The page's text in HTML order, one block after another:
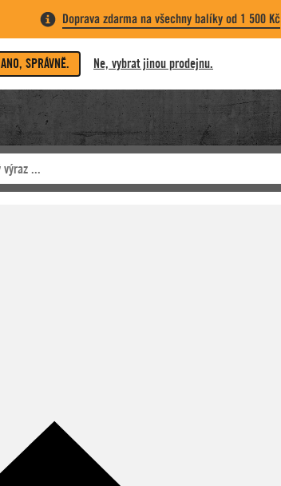
Doprava zdarma na všechny balíky od 1 500 Kč
ANO, SPRÁVNĚ. Ne, vybrat jinou prodejnu.